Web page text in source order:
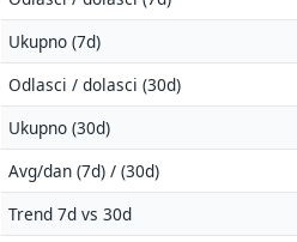
Ukupno (7d)
Odlasci / dolasci (30d)
Ukupno (30d)
Avg/dan (7d) / (30d)
Trend 7d vs 30d